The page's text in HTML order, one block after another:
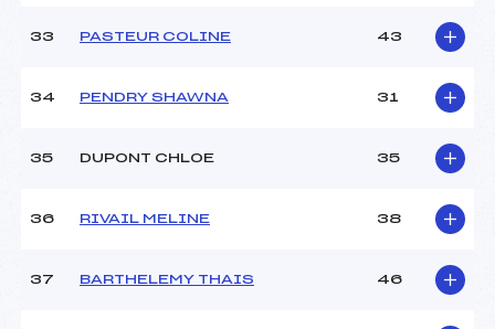
33 PASTEUR COLINE 43
34 PENDRY SHAWNA 31
35 DUPONT CHLOE 35
36 RIVAIL MELINE 38
37 BARTHELEMY THAIS 46